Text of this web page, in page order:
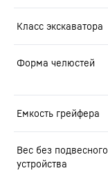
Класс экскаватора
Форма челюстей
Емкость грейфера
Вес без подвесного
устройства